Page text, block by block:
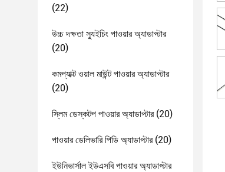
(22)
উচ্চ দক্ষতা স্যুইচিং পাওয়ার অ্যাডাপ্টার
(20)
কমপ্যাক্ট ওয়াল মাউন্ট পাওয়ার অ্যাডাপ্টার
(20)
স্লিম ডেস্কটপ পাওয়ার অ্যাডাপ্টার(20)
পাওয়ার ডেলিভারি পিডি অ্যাডাপ্টার(20)
ইউনিভার্সাল ইউএসবি পাওয়ার অ্যাডাপ্টার